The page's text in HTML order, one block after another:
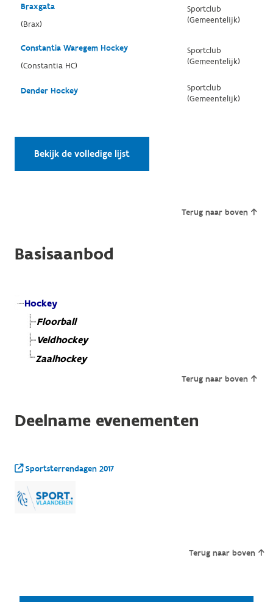
Braxgata
(Brax)
Sportclub
(Gemeentelijk)
Constantia Waregem Hockey
(Constantia HC)
Sportclub
(Gemeentelijk)
Dender Hockey
Sportclub
(Gemeentelijk)
Bekijk de volledige lijst
Terug naar boven
Basisaanbod
Hockey
Floorball
Veldhockey
Zaalhockey
Terug naar boven
Deelname evenementen
Sportsterrendagen 2017
Terug naar boven